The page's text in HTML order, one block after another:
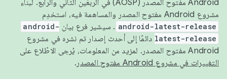
Android مفتوح المصدر (AOSP) في الربعَين الثاني والرابع. لبناء
مشروع Android مفتوح المصدر والمساهمة فيه، استخدِم
android-latest-release . سيشير فرع بيان android-
latest-release دائمًا إلى أحدث إصدار تم نشره في مشروع
Android مفتوح المصدر. لمزيد من المعلومات، يُرجى الاطّلاع على
التغييرات في مشروع Android مفتوح المصدر
.